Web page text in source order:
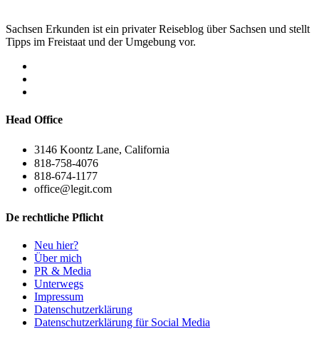
Sachsen Erkunden ist ein privater Reiseblog über Sachsen und stellt
Tipps im Freistaat und der Umgebung vor.
Head Office
3146 Koontz Lane, California
818-758-4076
818-674-1177
office@legit.com
De rechtliche Pflicht
Neu hier?
Über mich
PR & Media
Unterwegs
Impressum
Datenschutzerklärung
Datenschutzerklärung für Social Media